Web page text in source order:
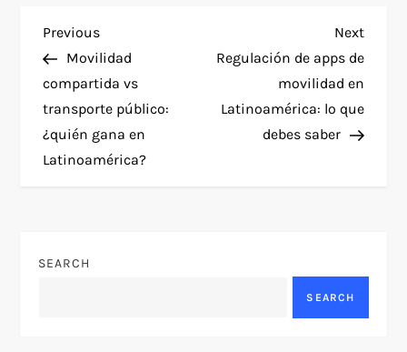
P
o
s
t
a
Previous
Post
Previous
Movilidad
compartida vs
transporte público:
¿quién gana en
Latinoamérica?
Next
Post
Next
Regulación de apps de
movilidad en
Latinoamérica: lo que
debes saber
SEARCH
SEARCH